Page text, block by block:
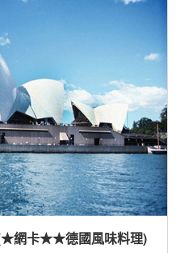
(★網卡★★德國風味料理)